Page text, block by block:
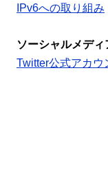
IPv6への取り組み
ソーシャルメディ
Twitter公式アカウ